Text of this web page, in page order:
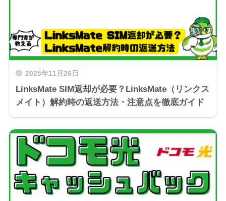
2025年11月26日
LinksMate SIM返却が必要？LinksMate（リンクス
メイト）解約時の返送方法・注意点を徹底ガイド